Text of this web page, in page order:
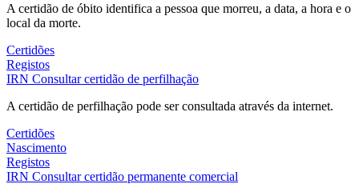
A certidão de óbito identifica a pessoa que morreu, a data, a hora e o
local da morte.
Certidões
Registos
IRN Consultar certidão de perfilhação
A certidão de perfilhação pode ser consultada através da internet.
Certidões
Nascimento
Registos
IRN Consultar certidão permanente comercial